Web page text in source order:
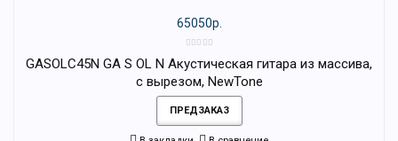
65050р.
GASOLС45N GA S OL N Акустическая гитара из массива,
c вырезом, NewTone
ПРЕДЗАКАЗ